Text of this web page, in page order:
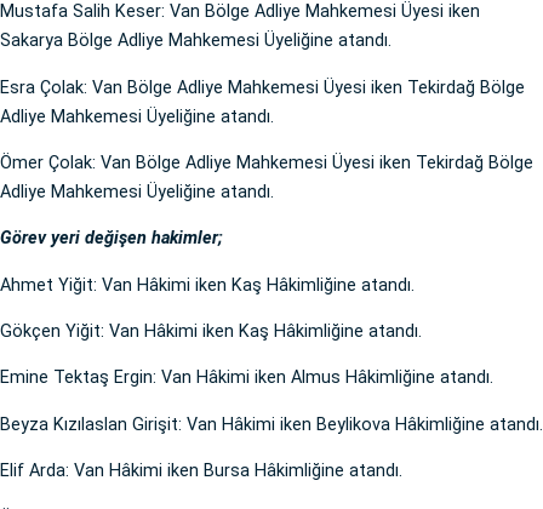
Mustafa Salih Keser: Van Bölge Adliye Mahkemesi Üyesi iken
Sakarya Bölge Adliye Mahkemesi Üyeliğine atandı.
Esra Çolak: Van Bölge Adliye Mahkemesi Üyesi iken Tekirdağ Bölge
Adliye Mahkemesi Üyeliğine atandı.
Ömer Çolak: Van Bölge Adliye Mahkemesi Üyesi iken Tekirdağ Bölge
Adliye Mahkemesi Üyeliğine atandı.
Görev yeri değişen hakimler;
Ahmet Yiğit: Van Hâkimi iken Kaş Hâkimliğine atandı.
Gökçen Yiğit: Van Hâkimi iken Kaş Hâkimliğine atandı.
Emine Tektaş Ergin: Van Hâkimi iken Almus Hâkimliğine atandı.
Beyza Kızılaslan Girişit: Van Hâkimi iken Beylikova Hâkimliğine atandı.
Elif Arda: Van Hâkimi iken Bursa Hâkimliğine atandı.